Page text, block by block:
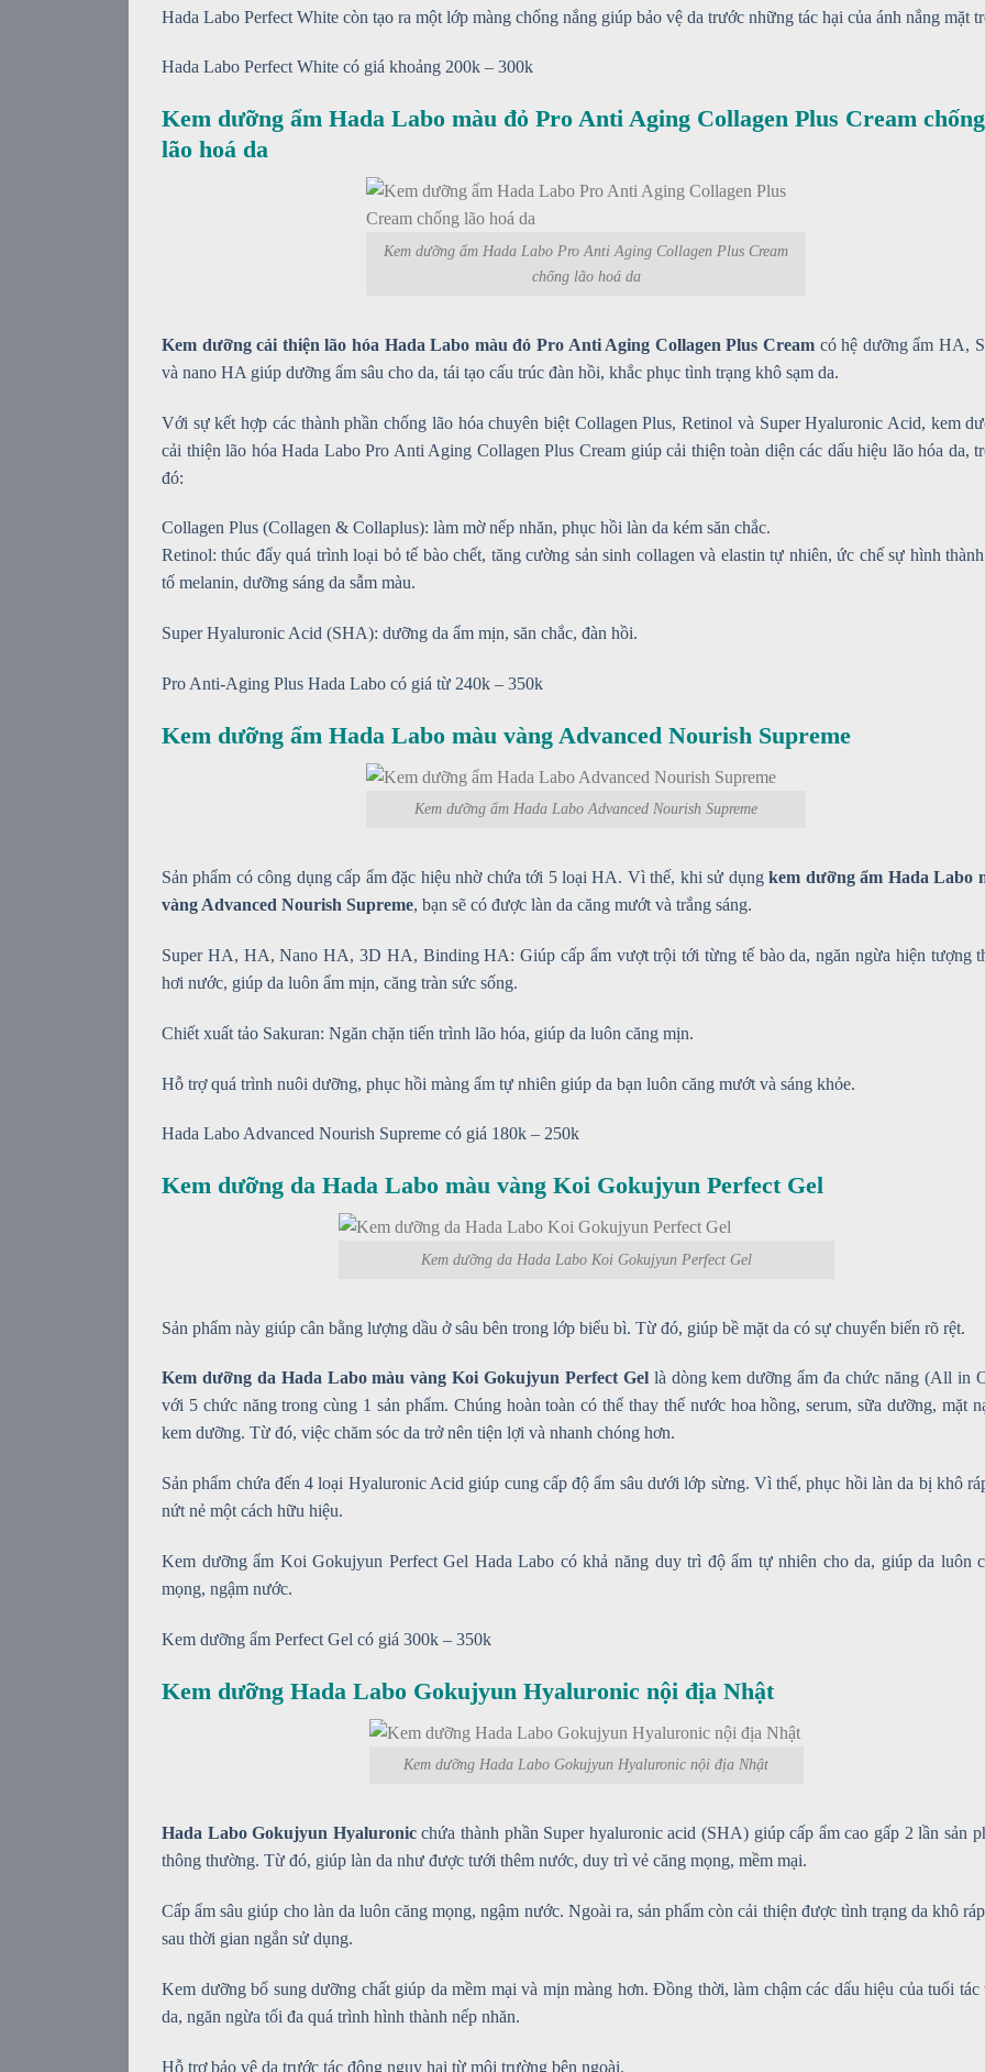
Hada Labo Perfect White còn tạo ra một lớp màng chống nắng giúp bảo vệ da trước những tác hại của ánh nắng mặt
Hada Labo Perfect White có giá khoảng 200k – 300k
Kem dưỡng ẩm Hada Labo màu đỏ Pro Anti Aging Collagen Plus Cream chống
lão hoá da
Kem dưỡng ẩm Hada Labo Pro Anti Aging Collagen Plus Cream
chống lão hoá da
Kem dưỡng cải thiện lão hóa Hada Labo màu đỏ Pro Anti Aging Collagen Plus Creamcó hệ dưỡng ẩm HA,
và nano HA giúp dưỡng ẩm sâu cho da, tái tạo cấu trúc đàn hồi, khắc phục tình trạng khô sạm da.
Với sự kết hợp các thành phần chống lão hóa chuyên biệt Collagen Plus, Retinol và Super Hyaluronic Acid, kem
cải thiện lão hóa Hada Labo Pro Anti Aging Collagen Plus Cream giúp cải thiện toàn diện các dấu hiệu lão hóa da,
đó:
Collagen Plus (Collagen & Collaplus): làm mờ nếp nhăn, phục hồi làn da kém săn chắc.
Retinol: thúc đẩy quá trình loại bỏ tế bào chết, tăng cường sản sinh collagen và elastin tự nhiên, ức chế sự hình
tố melanin, dưỡng sáng da sẫm màu.
Super Hyaluronic Acid (SHA): dưỡng da ẩm mịn, săn chắc, đàn hồi.
Pro Anti-Aging Plus Hada Labo có giá từ 240k – 350k
Kem dưỡng ẩm Hada Labo màu vàng Advanced Nourish Supreme
Kem dưỡng ẩm Hada Labo Advanced Nourish Supreme
Sản phẩm có công dụng cấp ẩm đặc hiệu nhờ chứa tới 5 loại HA. Vì thế, khi sử dụngkem dưỡng ẩm Hada Labo
vàng Advanced Nourish Supreme, bạn sẽ có được làn da căng mướt và trắng sáng.
Super HA, HA, Nano HA, 3D HA, Binding HA: Giúp cấp ẩm vượt trội tới từng tế bào da, ngăn ngừa hiện tượng
hơi nước, giúp da luôn ẩm mịn, căng tràn sức sống.
Chiết xuất tảo Sakuran: Ngăn chặn tiến trình lão hóa, giúp da luôn căng mịn.
Hỗ trợ quá trình nuôi dưỡng, phục hồi màng ẩm tự nhiên giúp da bạn luôn căng mướt và sáng khỏe.
Hada Labo Advanced Nourish Supreme có giá 180k – 250k
Kem dưỡng da Hada Labo màu vàng Koi Gokujyun Perfect Gel
Kem dưỡng da Hada Labo Koi Gokujyun Perfect Gel
Sản phẩm này giúp cân bằng lượng dầu ở sâu bên trong lớp biểu bì. Từ đó, giúp bề mặt da có sự chuyển biến rõ rệt.
Kem dưỡng da Hada Labo màu vàng Koi Gokujyun Perfect Gellà dòng kem dưỡng ẩm đa chức năng (All in
với 5 chức năng trong cùng 1 sản phẩm. Chúng hoàn toàn có thể thay thế nước hoa hồng, serum, sữa dưỡng, mặt
kem dưỡng. Từ đó, việc chăm sóc da trở nên tiện lợi và nhanh chóng hơn.
Sản phẩm chứa đến 4 loại Hyaluronic Acid giúp cung cấp độ ẩm sâu dưới lớp sừng. Vì thế, phục hồi làn da bị khô
nứt nẻ một cách hữu hiệu.
Kem dưỡng ẩm Koi Gokujyun Perfect Gel Hada Labo có khả năng duy trì độ ẩm tự nhiên cho da, giúp da luôn
mọng, ngậm nước.
Kem dưỡng ẩm Perfect Gel có giá 300k – 350k
Kem dưỡng Hada Labo Gokujyun Hyaluronic nội địa Nhật
Kem dưỡng Hada Labo Gokujyun Hyaluronic nội địa Nhật
Hada Labo Gokujyun Hyaluronicchứa thành phần Super hyaluronic acid (SHA) giúp cấp ẩm cao gấp 2 lần sản
thông thường. Từ đó, giúp làn da như được tưới thêm nước, duy trì vẻ căng mọng, mềm mại.
Cấp ẩm sâu giúp cho làn da luôn căng mọng, ngậm nước. Ngoài ra, sản phẩm còn cải thiện được tình trạng da khô
sau thời gian ngắn sử dụng.
Kem dưỡng bổ sung dưỡng chất giúp da mềm mại và mịn màng hơn. Đồng thời, làm chậm các dấu hiệu của tuổi tác
da, ngăn ngừa tối đa quá trình hình thành nếp nhăn.
Hỗ trợ bảo vệ da trước tác động nguy hại từ môi trường bên ngoài.